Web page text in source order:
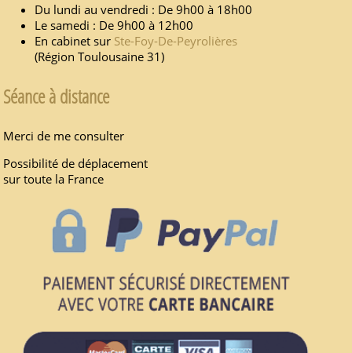
Du lundi au vendredi : De 9h00 à 18h00
Le samedi : De 9h00 à 12h00
En cabinet sur Ste-Foy-De-Peyrolières
(Région Toulousaine 31)
Séance à distance
Merci de me consulter
Possibilité de déplacement
sur toute la France